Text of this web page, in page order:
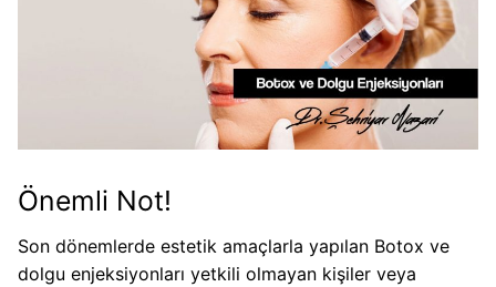
Önemli Not!
Son dönemlerde estetik amaçlarla yapılan Botox ve
dolgu enjeksiyonları yetkili olmayan kişiler veya